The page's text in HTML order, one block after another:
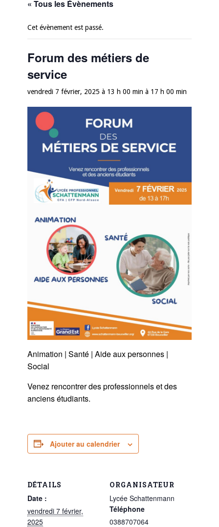
« Tous les Évènements
Cet évènement est passé.
Forum des métiers de
service
vendredi 7 février, 2025 à 13 h 00 min à 17 h 00 min
Animation | Santé | Aide aux personnes |
Social
Venez rencontrer des professionnels et des
anciens étudiants.
Ajouter au calendrier
DÉTAILS
Date :
vendredi 7 février,
2025
ORGANISATEUR
Lycée Schattenmann
Téléphone
0388707064